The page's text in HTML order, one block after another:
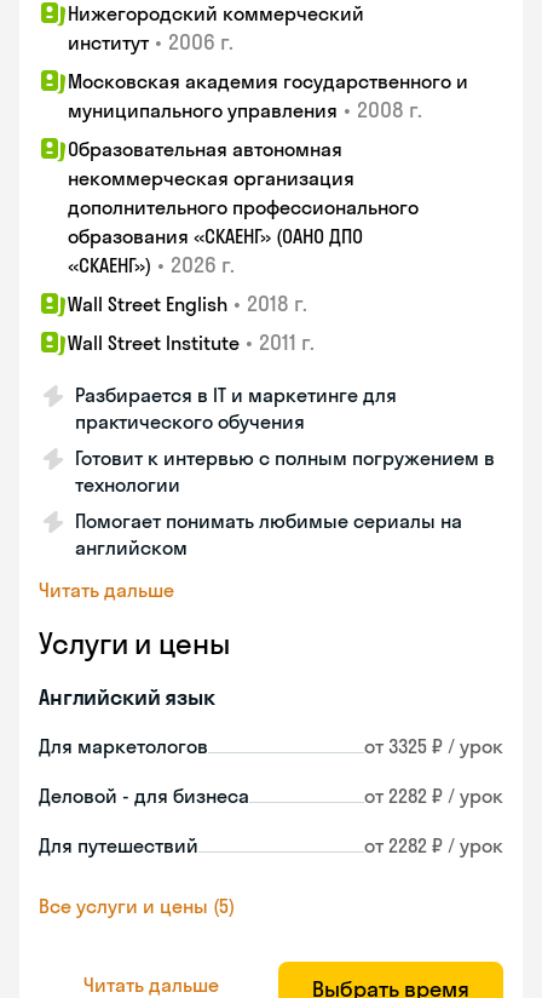
Нижегородский коммерческий
институт • 2006 г.
Московская академия государственного и
муниципального управления • 2008 г.
Образовательная автономная
некоммерческая организация
дополнительного профессионального
образования «СКАЕНГ» (ОАНО ДПО
«СКАЕНГ») • 2026 г.
Wall Street English • 2018 г.
Wall Street Institute • 2011 г.
Разбирается в IT и маркетинге для
практического обучения
Готовит к интервью с полным погружением в
технологии
Помогает понимать любимые сериалы на
английском
Читать дальше
Услуги и цены
Английский язык
Для маркетологов от 3325 ₽ / урок
Деловой - для бизнеса от 2282 ₽ / урок
Для путешествий от 2282 ₽ / урок
Все услуги и цены (5)
Читать дальше Выбрать время